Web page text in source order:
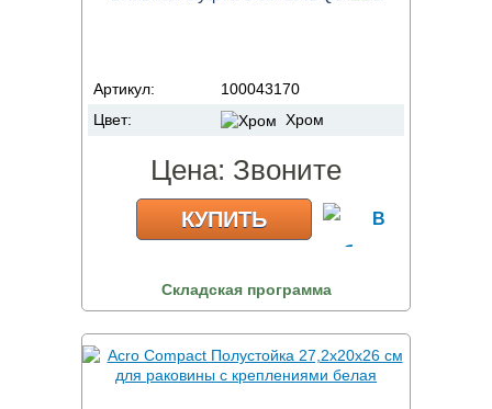
Артикул:
100043170
Цвет:
Хром
Цена: Звоните
КУПИТЬ
Складская программа